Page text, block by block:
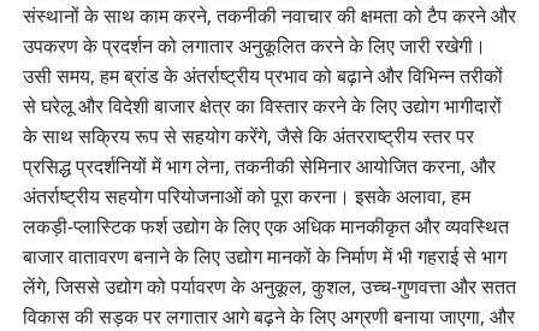
संस्थानों के साथ काम करने, तकनीकी नवाचार की क्षमता को टैप करने और
उपकरण के प्रदर्शन को लगातार अनुकूलित करने के लिए जारी रखेगी।
उसी समय, हम ब्रांड के अंतर्राष्ट्रीय प्रभाव को बढ़ाने और विभिन्न तरीकों
से घरेलू और विदेशी बाजार क्षेत्र का विस्तार करने के लिए उद्योग भागीदारों
के साथ सक्रिय रूप से सहयोग करेंगे, जैसे कि अंतरराष्ट्रीय स्तर पर
प्रसिद्ध प्रदर्शनियों में भाग लेना, तकनीकी सेमिनार आयोजित करना, और
अंतर्राष्ट्रीय सहयोग परियोजनाओं को पूरा करना। इसके अलावा, हम
लकड़ी-प्लास्टिक फर्श उद्योग के लिए एक अधिक मानकीकृत और व्यवस्थित
बाजार वातावरण बनाने के लिए उद्योग मानकों के निर्माण में भी गहराई से भाग
लेंगे, जिससे उद्योग को पर्यावरण के अनुकूल, कुशल, उच्च-गुणवत्ता और सतत
विकास की सड़क पर लगातार आगे बढ़ने के लिए अग्रणी बनाया जाएगा, और